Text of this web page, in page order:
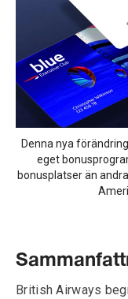
Denna nya
eget
bonusplatser än
British Airways